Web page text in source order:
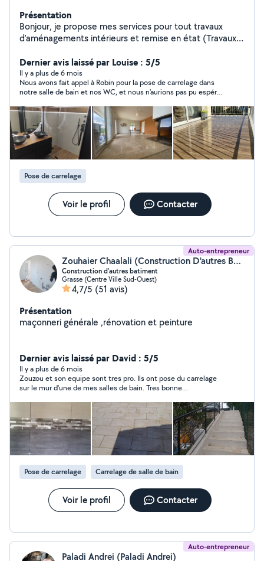
Présentation
Bonjour, je propose mes services pour tout travaux
d'aménagements intérieurs et remise en état (Travaux
également je propose mes services pour
l'aménagement extérieur ( créations en maçonnerie:
clôture ,escalier, dalle, chape et leurs revêtements de
sols ).
Dernier avis laissé par Louise : 5/5
Il y a plus de 6 mois
Nous avons fait appel à Robin pour la pose de carrelage dans
notre salle de bain et nos WC, et nous n'aurions pas pu espérer
consciencieux et rigoureux, qui entend vos attentes et les
dépasse complétement. Nous ne pouvons que vous le
recommander pour vos travaux, et nous ferons certainement
appel à lui par la suite. Louise et Axel
Pose de carrelage
Voir le profil Contacter
Auto-entrepreneur
Zouhaier Chaalali (Construction D'autres Bâtiments)
Construction d'autres batiment
Grasse (Centre Ville Sud-Ouest)
4,7/5 (51 avis)
Présentation
maçonneri générale ,rénovation et peinture
Dernier avis laissé par David : 5/5
Il y a plus de 6 mois
Zouzou et son equipe sont tres pro. Ils ont pose du carrelage
sur le mur d'une de mes salles de bain. Tres bonne
vous avez des travaux a faire.
Pose de carrelage Carrelage de salle de bain
Voir le profil Contacter
Auto-entrepreneur
Paladi Andrei (Paladi Andrei)